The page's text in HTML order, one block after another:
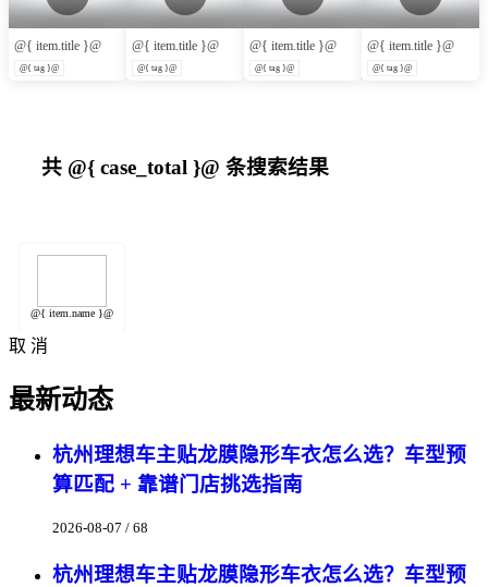
@{ item.title }@
@{ tag }@
@{ item.title }@
@{ tag }@
@{ item.title }@
@{ tag }@
@{ item.title }@
@{ tag }@
共 @{ case_total }@ 条搜索结果
@{ item.name }@
取 消
最新动态
杭州理想车主贴龙膜隐形车衣怎么选？车型预
算匹配 + 靠谱门店挑选指南
2026-08-07 / 68
杭州理想车主贴龙膜隐形车衣怎么选？车型预